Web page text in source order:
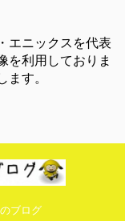
エニックスを代表
を利用しておりま
す。
ブログ